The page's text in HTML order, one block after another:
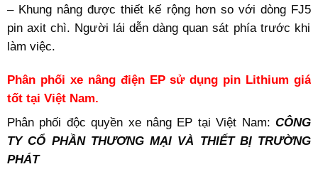
– Khung nâng được thiết kế rộng hơn so với dòng FJ5
pin axit chì. Người lái dễn dàng quan sát phía trước khi
làm việc.
Phân phối xe nâng điện EP sử dụng pin Lithium giá
tốt tại Việt Nam.
Phân phối độc quyền xe nâng EP tại Việt Nam: CÔNG
TYCỔ PHẦN THƯƠNG MẠI VÀ THIẾT BỊ TRƯỜNG
PHÁT